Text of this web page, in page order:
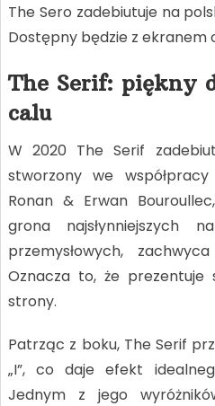
The Sero zadebiutuje na
Dostępny będzie z ekranem
The Serif: piękny
calu
W 2020 The Serif
stworzony we
Ronan & Erwan
grona najsłynniejszych
przemysłowych,
Oznacza to, że prezentuje
strony.
Patrząc z boku, The Serif
„I”, co daje efekt
Jednym z jego